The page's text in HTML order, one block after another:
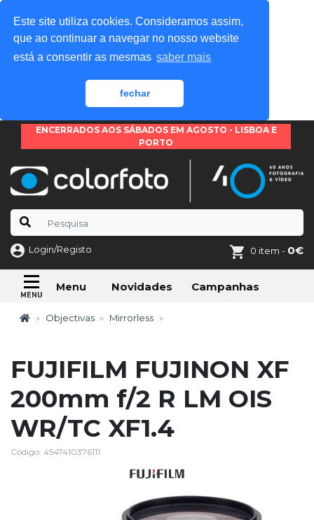
Este site utiliza cookies. Consideramos assim,
que ao continuar a navegar no nosso website
está a consentir as mesmas saber mais
fechar
ENCERRADOS AOS SÁBADOS EM AGOSTO - LISBOA E
PORTO
Login/Registo 0 item - 0€
Menu Novidades Campanhas
Objectivas Mirrorless
FUJIFILM FUJINON XF
200mm f/2 R LM OIS
WR/TC XF1.4
Código: 4547410376111